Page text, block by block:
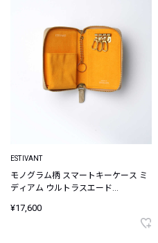
ESTIVANT
モノグラム柄 スマートキーケース ミ
ディアム ウルトラスエード
¥17,600